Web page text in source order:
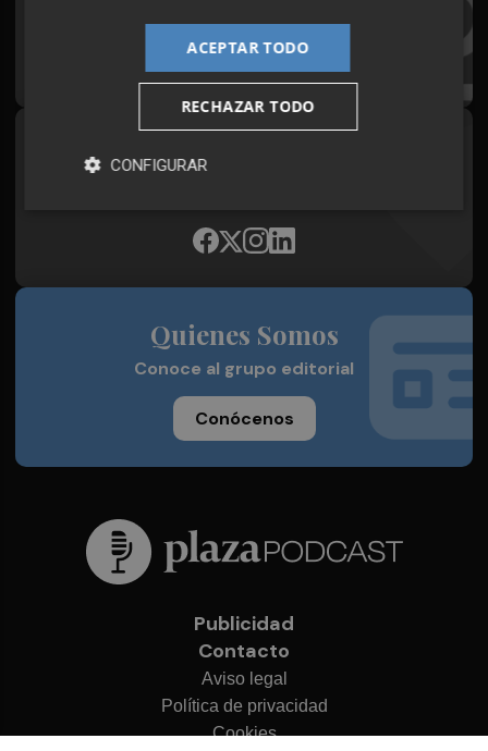
¡Quiero suscribirme!
Síguenos en redes
Quienes Somos
Conoce al grupo editorial
Conócenos
Publicidad
Contacto
Aviso legal
Política de privacidad
Cookies
ACEPTAR TODO
RECHAZAR TODO
CONFIGURAR